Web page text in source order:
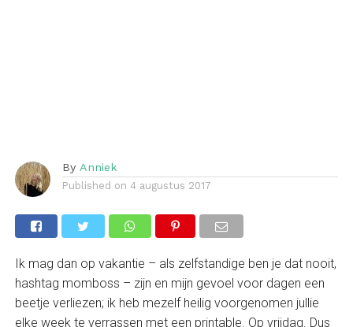
By Anniek
Published on 4 augustus 2017
Ik mag dan op vakantie – als zelfstandige ben je dat nooit,
hashtag momboss – zijn en mijn gevoel voor dagen een
beetje verliezen; ik heb mezelf heilig voorgenomen jullie
elke week te verrassen met een printable. Op vrijdag. Dus